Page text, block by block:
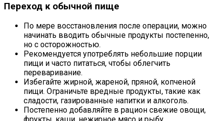
Переход к обычной пище
По мере восстановления после операции, можно
начинать вводить обычные продукты постепенно,
но с осторожностью.
Рекомендуется употреблять небольшие порции
пищи и часто питаться, чтобы облегчить
переваривание.
Избегайте жирной, жареной, пряной, копченой
пищи. Ограничьте вредные продукты, такие как
сладости, газированные напитки и алкоголь.
Постепенно добавляйте в рацион свежие овощи,
фрукты, каши, нежирное мясо и рыбу.